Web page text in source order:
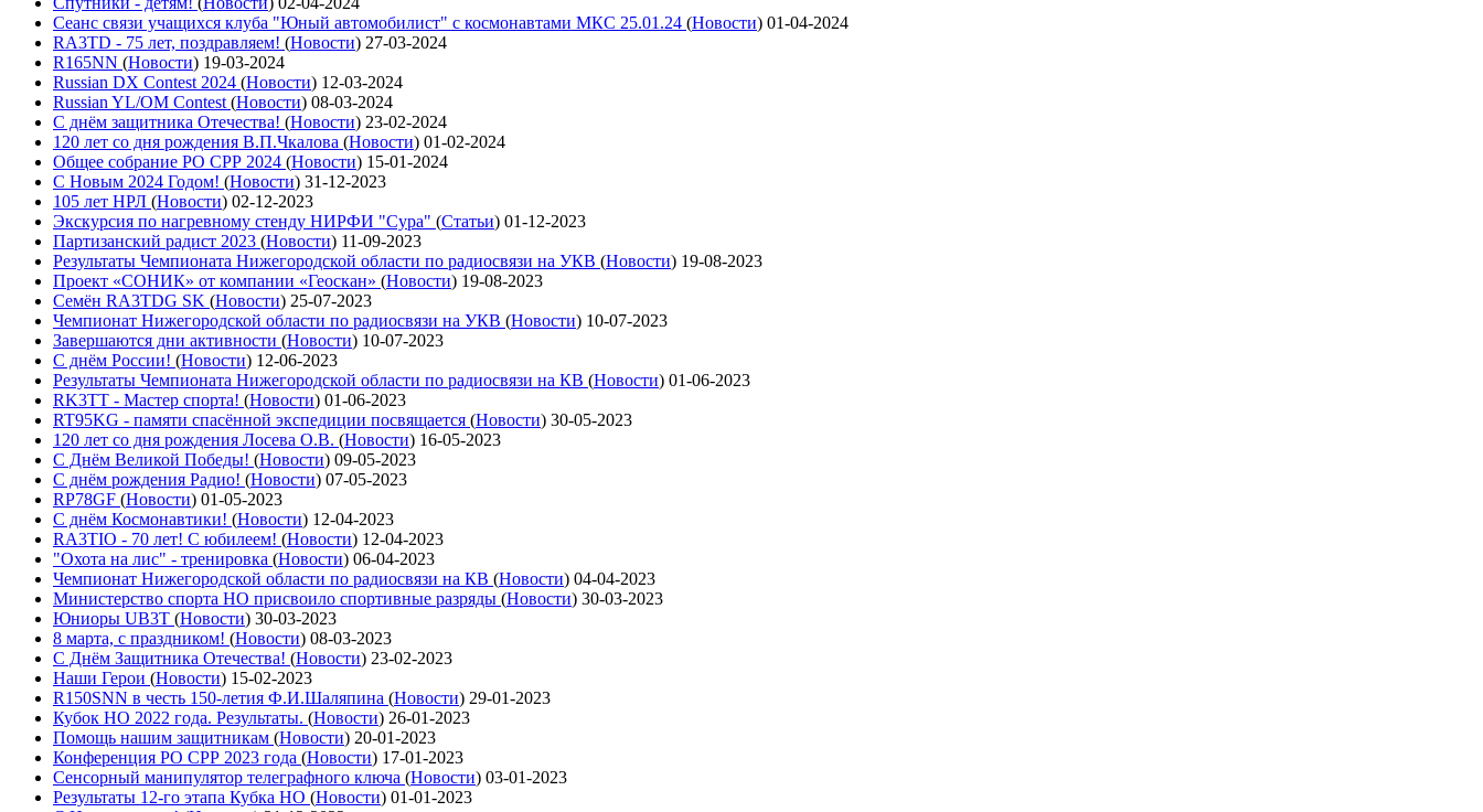
Сеанс связи учащихся клуба "Юный автомобилист" с космонавтами МКС 25.01.24 (Новости) 01-04-2024
RA3TD - 75 лет, поздравляем! (Новости) 27-03-2024
R165NN (Новости) 19-03-2024
Russian DX Contest 2024 (Новости) 12-03-2024
Russian YL/OM Contest (Новости) 08-03-2024
С днём защитника Отечества! (Новости) 23-02-2024
120 лет со дня рождения В.П.Чкалова (Новости) 01-02-2024
Общее собрание РО СРР 2024 (Новости) 15-01-2024
С Новым 2024 Годом! (Новости) 31-12-2023
105 лет НРЛ (Новости) 02-12-2023
Экскурсия по нагревному стенду НИРФИ "Сура" (Статьи) 01-12-2023
Партизанский радист 2023 (Новости) 11-09-2023
Результаты Чемпионата Нижегородской области по радиосвязи на УКВ (Новости) 19-08-2023
Проект «СОНИК» от компании «Геоскан» (Новости) 19-08-2023
Семён RA3TDG SK (Новости) 25-07-2023
Чемпионат Нижегородской области по радиосвязи на УКВ (Новости) 10-07-2023
Завершаются дни активности (Новости) 10-07-2023
С днём России! (Новости) 12-06-2023
Результаты Чемпионата Нижегородской области по радиосвязи на КВ (Новости) 01-06-2023
RK3TT - Мастер спорта! (Новости) 01-06-2023
RT95KG - памяти спасённой экспедиции посвящается (Новости) 30-05-2023
120 лет со дня рождения Лосева О.В. (Новости) 16-05-2023
С Днём Великой Победы! (Новости) 09-05-2023
С днём рождения Радио! (Новости) 07-05-2023
RP78GF (Новости) 01-05-2023
С днём Космонавтики! (Новости) 12-04-2023
RA3TIO - 70 лет! С юбилеем! (Новости) 12-04-2023
"Охота на лис" - тренировка (Новости) 06-04-2023
Чемпионат Нижегородской области по радиосвязи на КВ (Новости) 04-04-2023
Министерство спорта НО присвоило спортивные разряды (Новости) 30-03-2023
Юниоры UB3T (Новости) 30-03-2023
8 марта, с праздником! (Новости) 08-03-2023
С Днём Защитника Отечества! (Новости) 23-02-2023
Наши Герои (Новости) 15-02-2023
R150SNN в честь 150-летия Ф.И.Шаляпина (Новости) 29-01-2023
Кубок НО 2022 года. Результаты. (Новости) 26-01-2023
Помощь нашим защитникам (Новости) 20-01-2023
Конференция РО СРР 2023 года (Новости) 17-01-2023
Сенсорный манипулятор телеграфного ключа (Новости) 03-01-2023
Результаты 12-го этапа Кубка НО (Новости) 01-01-2023